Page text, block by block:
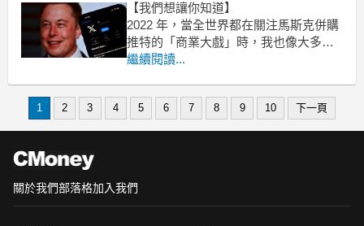
【我們想讓你知道】
2022 年，當全世界都在關注馬斯克併購
推特的「商業大戲」時，我也像大多數
人一樣，把這場收購案當成娛樂新聞來
略——併購套利，市場上有一群投資高
繼續閱讀...
1 2 3 4 5 6 7 8 9 10 下一頁
關於我們部落格加入我們